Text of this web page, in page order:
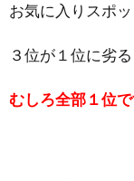
お気に入りスポ
３位が１位に劣
むしろ全部１位